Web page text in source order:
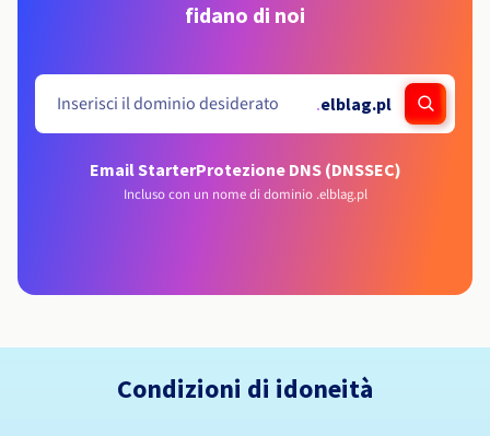
fidano di noi
.elblag.pl
Email StarterProtezione DNS (DNSSEC)
Incluso con un nome di dominio .elblag.pl
Condizioni di idoneità